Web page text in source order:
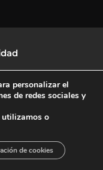
datos
I
n
s
personalizar el
de redes sociales y
utilizamos o
de cookies